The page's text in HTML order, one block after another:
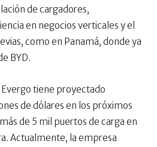
de cargadores,
en negocios verticales y el
como en Panamá, donde ya
BYD.
Evergo tiene proyectado
de dólares en los próximos
de 5 mil puertos de carga en
Actualmente, la empresa